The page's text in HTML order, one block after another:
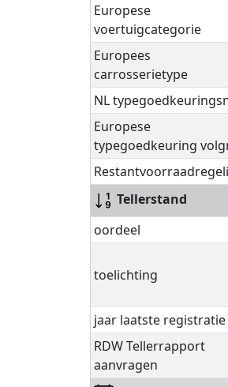
Europese
voertuigcategorie
Europees
carrosserietype
NL
Europese
typegoedkeuring
Tellerstand
oordeel
toelichting
jaar laatste registratie
RDW Tellerrapport
aanvragen